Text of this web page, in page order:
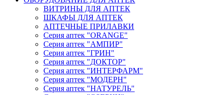
ВИТРИНЫ ДЛЯ АПТЕК
ШКАФЫ ДЛЯ АПТЕК
АПТЕЧНЫЕ ПРИЛАВКИ
Серия аптек "ORANGE"
Серия аптек "АМПИР"
Серия аптек "ГРИН"
Серия аптек "ДОКТОР"
Серия аптек "ИНТЕРФАРМ"
Серия аптек "МОДЕРН"
Серия аптек "НАТУРЕЛЬ"